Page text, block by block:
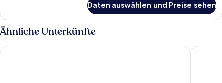
anzeigen
1
Doppelbett
(2
people)
Daten auswählen und Preise sehen
Ähnliche Unterkünfte
JOST Hotel Montpellier Centre St Roch Best